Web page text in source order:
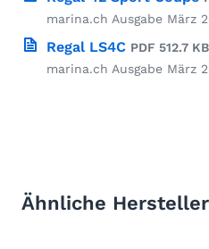
marina.ch Ausgabe März
Regal LS4C PDF 512.7 KB
marina.ch Ausgabe März
Ähnliche Hersteller